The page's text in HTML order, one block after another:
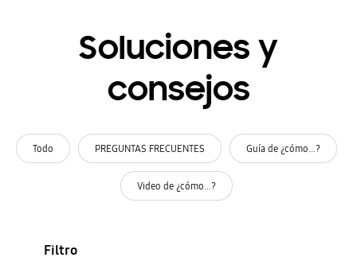
Soluciones y
consejos
Todo PREGUNTAS FRECUENTES Guía de ¿cómo...?
Video de ¿cómo...?
Filtro